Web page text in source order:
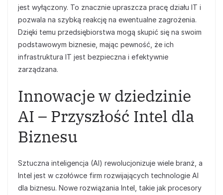
jest wyłączony. To znacznie upraszcza pracę działu IT i
pozwala na szybką reakcję na ewentualne zagrożenia.
Dzięki temu przedsiębiorstwa mogą skupić się na swoim
podstawowym biznesie, mając pewność, że ich
infrastruktura IT jest bezpieczna i efektywnie
zarządzana.
Innowacje w dziedzinie
AI – Przyszłość Intel dla
Biznesu
Sztuczna inteligencja (AI) rewolucjonizuje wiele branż, a
Intel jest w czołówce firm rozwijających technologie AI
dla biznesu. Nowe rozwiązania Intel, takie jak procesory